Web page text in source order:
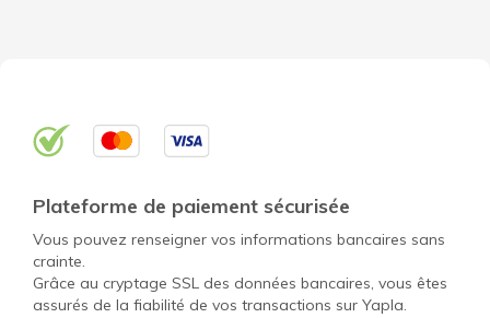
Plateforme de paiement sécurisée
Vous pouvez renseigner vos informations bancaires sans
crainte.
Grâce au cryptage SSL des données bancaires, vous êtes
assurés de la fiabilité de vos transactions sur Yapla.